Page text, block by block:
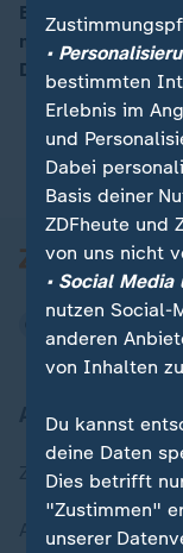
00:13
Brief auf
mit, dass sie ein
Die Sängerin ist
Aktuell bei
Zuletzt
Aktuelle
•
bestimmten
Erlebnis im
und
Dabei
Basis deiner
ZDFheute und
von uns nicht
• Social
nutzen Social-
anderen
von Inhalten
Du kannst
deine Daten
Dies betrifft
"Zustimmen"
unserer